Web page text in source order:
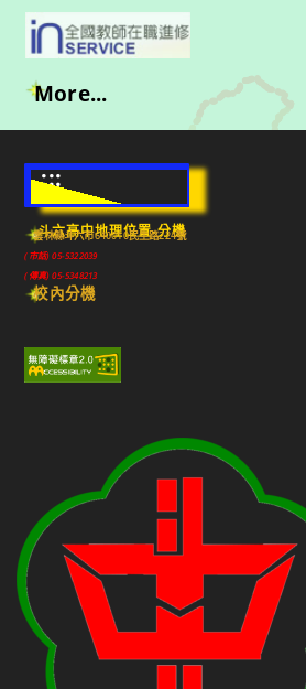
More...
:::
斗六高中地理位置-分機
雲林縣斗六市640010民生路224號
(市話) 05-5322039
(傳真) 05-5348213
校內分機